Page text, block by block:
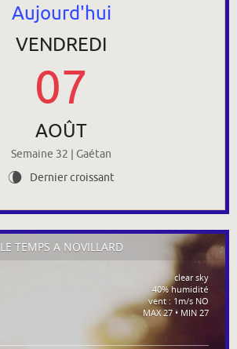
Aujourd'hui
VENDREDI
07
AOÛT
Semaine 32 | Gaétan
V Dernier croissant
LE TEMPS À NOVILLARD
clear sky
40% humidité
vent : 1m/s NO
MAX 27 • MIN 27